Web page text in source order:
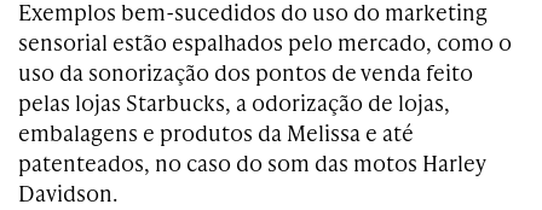
Exemplos bem-sucedidos do uso do marketing
sensorial estão espalhados pelo mercado, como o
uso da sonorização dos pontos de venda feito
pelas lojas Starbucks, a odorização de lojas,
embalagens e produtos da Melissa e até
patenteados, no caso do som das motos Harley
Davidson.